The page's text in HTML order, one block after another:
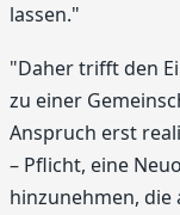
lassen."
"Daher trifft den
zu einer
Anspruch erst
– Pflicht, eine
hinzunehmen, die